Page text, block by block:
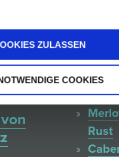
ZULASSEN
COOKIES
Rust
Rust
Rust